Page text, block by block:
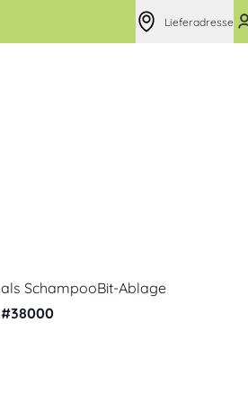
Lieferadresse
als SchampooBit-Ablage
#38000